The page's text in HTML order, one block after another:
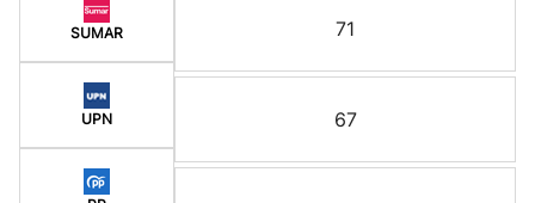
SUMAR
UPN
71
67